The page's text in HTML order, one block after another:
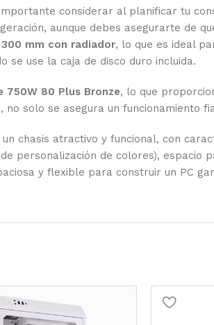
considerar al planificar tu
aunque debes asegurarte de
300 mm con radiador, lo que es ideal
se use la caja de disco duro incluida.
80 Plus Bronze, lo que
solo se asegura un funcionamiento
chasis atractivo y funcional, con
personalización de colores),
y flexible para construir un PC